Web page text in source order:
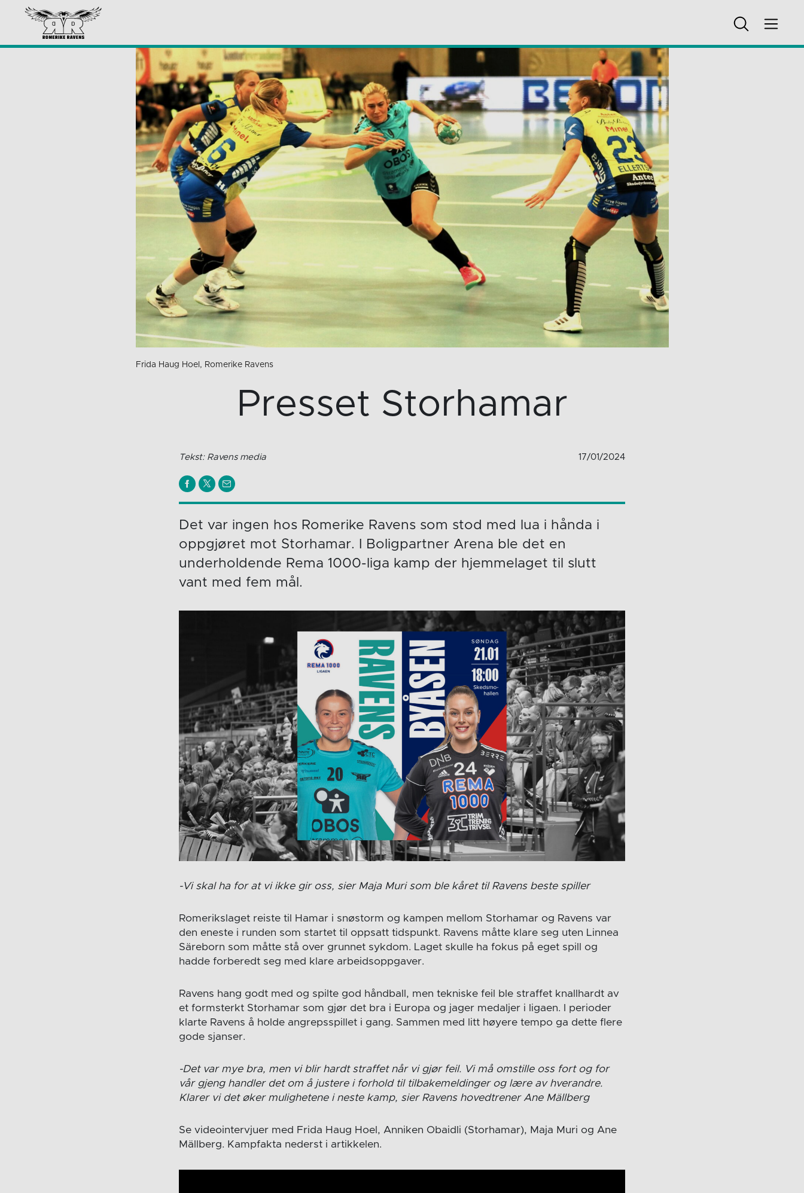
Frida Haug Hoel, Romerike Ravens
Presset Storhamar
Tekst: Ravens media 17/01/2024
Det var ingen hos Romerike Ravens som stod med lua i hånda i
oppgjøret mot Storhamar. I Boligpartner Arena ble det en
underholdende Rema 1000-liga kamp der hjemmelaget til slutt
vant med fem mål.
-Vi skal ha for at vi ikke gir oss, sier Maja Muri som ble kåret til Ravens beste spiller
Romerikslaget reiste til Hamar i snøstorm og kampen mellom Storhamar og Ravens var
den eneste i runden som startet til oppsatt tidspunkt. Ravens måtte klare seg uten Linnea
Säreborn som måtte stå over grunnet sykdom. Laget skulle ha fokus på eget spill og
hadde forberedt seg med klare arbeidsoppgaver.
Ravens hang godt med og spilte god håndball, men tekniske feil ble straffet knallhardt av
et formsterkt Storhamar som gjør det bra i Europa og jager medaljer i ligaen. I perioder
klarte Ravens å holde angrepsspillet i gang. Sammen med litt høyere tempo ga dette flere
gode sjanser.
-Det var mye bra, men vi blir hardt straffet når vi gjør feil. Vi må omstille oss fort og for
vår gjeng handler det om å justere i forhold til tilbakemeldinger og lære av hverandre.
Klarer vi det øker mulighetene i neste kamp, sier Ravens hovedtrener Ane Mällberg
Se videointervjuer med Frida Haug Hoel, Anniken Obaidli (Storhamar), Maja Muri og Ane
Mällberg. Kampfakta nederst i artikkelen.